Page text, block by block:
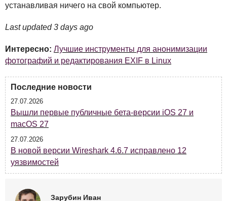
устанавливая ничего на свой компьютер.
Last updated 3 days ago
Интересно: Лучшие инструменты для анонимизации
фотографий и редактирования EXIF в Linux
Последние новости
27.07.2026
Вышли первые публичные бета-версии iOS 27 и
macOS 27
27.07.2026
В новой версии Wireshark 4.6.7 исправлено 12
уязвимостей
Зарубин Иван